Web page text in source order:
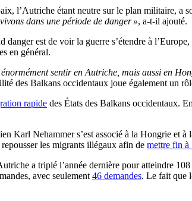
l’Autriche étant neutre sur le plan militaire,
dans une période de danger », a-t-il ajouté.
danger est de voir la guerre s’étendre à
en général.
énormément sentir en Autriche, mais aussi en
des Balkans occidentaux joue également un
rapide des États des Balkans occidentaux.
Karl Nehammer s’est associé à la Hongrie et
les migrants illégaux afin de mettre fin à
a triplé l’année dernière pour atteindre
avec seulement 46 demandes. Le fait que